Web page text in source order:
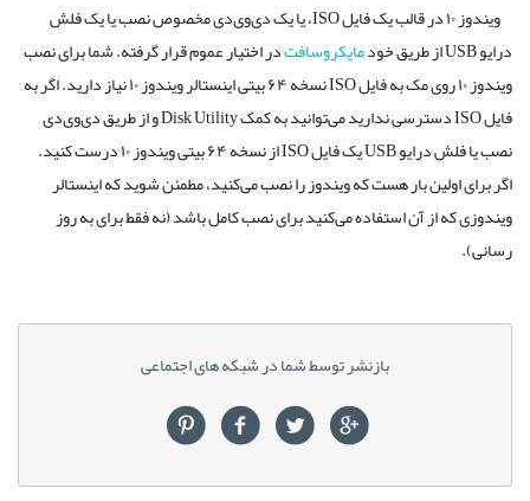
ویندوز ۱۰ در قالب یک فایل ISO، یا یک دی‌وی‌دی مخصوص نصب یا یک فلش
درایو USB از طریق خود
مایکروسافتدر اختیار عموم قرار گرفته. شما برای نصب
ویندوز ۱۰ روی مک به فایل ISO نسخه ۶۴ بیتی اینستالر ویندوز ۱۰ نیاز دارید. اگر به
فایل ISO دسترسی ندارید می‌توانید به کمک Disk Utility و از طریق دی‌وی‌دی
نصب یا فلش درایو USB یک فایل ISO از نسخه ۶۴ بیتی ویندوز ۱۰ درست کنید.
اگر برای اولین بار هست که ویندوز را نصب می‌کنید، مطمئن شوید که اینستالر
ویندوزی که از آن استفاده می‌کنید برای نصب کامل باشد (نه فقط برای به روز
رسانی).
بازنشر توسط شما در شبکه های اجتماعی